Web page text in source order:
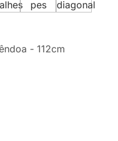
- 112cm